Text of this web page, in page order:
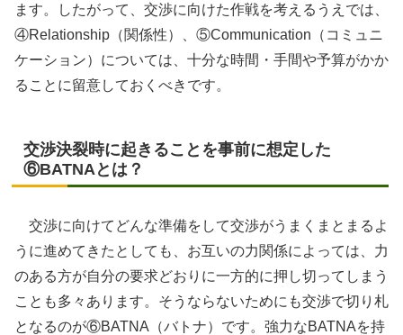
ます。したがって、交渉に向けた作戦を考えるうえでは、
④Relationship（関係性）、⑤Communication（コミュニ
ケーション）については、十分な時間・手間や予算がかか
ることに留意しておくべきです。
交渉決裂時に起きることを事前に想定した
⑥BATNAとは？
交渉に向けてどんな準備をして交渉がうまくまとまるよ
うに進めてきたとしても、お互いの力関係によっては、力
のある方が自分の要求どおりに一方的に押し切ってしまう
ことも多々あります。そうならないためにも交渉で切り札
となるのが⑥BATNA（バトナ）です。強力なBATNAを持